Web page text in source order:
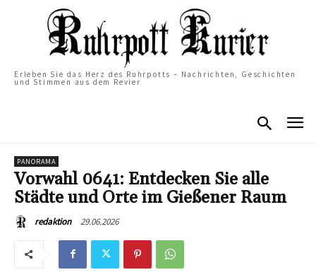
Erleben Sie das Herz des Ruhrpotts – Nachrichten, Geschichten
und Stimmen aus dem Revier
PANORAMA
Vorwahl 0641: Entdecken Sie alle
Städte und Orte im Gießener Raum
redaktion 29.06.2026